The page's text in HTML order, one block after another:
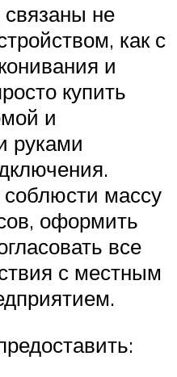
не
как с
и
купить
и
руками
массу
оформить
все
с местным